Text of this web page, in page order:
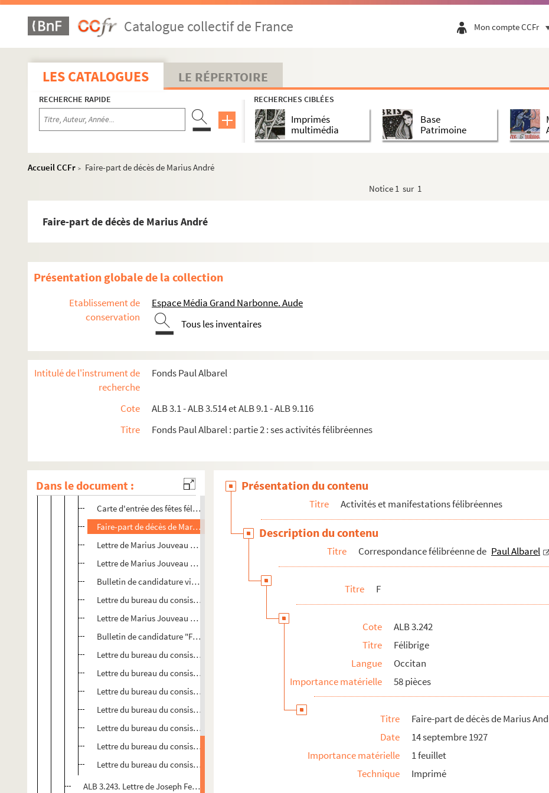
Catalogue collectif de France Mon compte CCFr
LES CATALOGUES LE RÉPERTOIRE
RECHERCHE RAPIDE RECHERCHES CIBLÉES
Imprimés
multimédia
Base
Patrimoine
Accueil CCFr >
Faire-part de décès de Marius André
Notice 1 sur 1
Faire-part de décès de Marius André
Présentation globale de la collection
Etablissement de
conservation
Espace Média Grand Narbonne. Aude
Tous les inventaires
Intitulé de l'instrument de
recherche
Fonds Paul Albarel
Cote
ALB 3.1 - ALB 3.514 et ALB 9.1 - ALB 9.116
Titre
Fonds Paul Albarel : partie 2 : ses activités félibréennes
Dans le document :
Lettre de Marius Jouveau aux Félibres
Lettre du bureau du consistoire du Félibrige aux Félibres
Lettre de Marius Jouveau aux Félibres
Lettre de Marius Jouveau aux Félibres
Lettre de Marius Jouveau aux Félibres
Lettre de Marius Jouveau aux Félibres
Lettre de Joseph Fallen aux Félibres
Lettre de Marius Jouveau aux Félibres
Lettre du bureau du consistoire du Félibrige aux Félibres
Ordre du jour du bureau du consistoire (4 juin 1922)
Lettre de Marius Jouveau aux Félibres
Lettre de Marius Jouveau aux Félibres
Programme des jeux floraux septénaires de 1927
Lettre de Marius Jouveau aux Félibres
Faire-part de décès de Louis Charrasse
Carte d'entrée des fêtes félibréennes de Castelnaudary
Faire-part de décès de Marius André
Lettre de Marius Jouveau aux Félibres
Lettre de Marius Jouveau aux Félibres
Bulletin de candidature vierge
Lettre du bureau du consistoire du Félibrige aux Félibres
Lettre de Marius Jouveau aux Félibres
Bulletin de candidature "Felibre mantenèire"
Lettre du bureau du consistoire du Félibrige aux Félibres
Lettre du bureau du consistoire du Félibrige aux Félibres
Lettre du bureau du consistoire du Félibrige aux Félibres
Lettre du bureau du consistoire du Félibrige aux Félibres
Lettre du bureau du consistoire du Félibrige aux Félibres
Lettre du bureau du consistoire du Félibrige aux Félibres
Lettre du bureau du consistoire du Félibrige aux Félibres
ALB 3.243. Lettre de Joseph Ferran à Paul Albarel
Présentation du contenu
Titre Activités et manifestations félibréennes
Description du contenu
Titre Correspondance félibréenne de Paul Albarel
Titre F
Cote
ALB 3.242
Titre
Félibrige
Langue
Occitan
Importance matérielle
58 pièces
Titre
Faire-part de décès de Marius
Date
14 septembre 1927
Importance matérielle
1 feuillet
Technique
Imprimé